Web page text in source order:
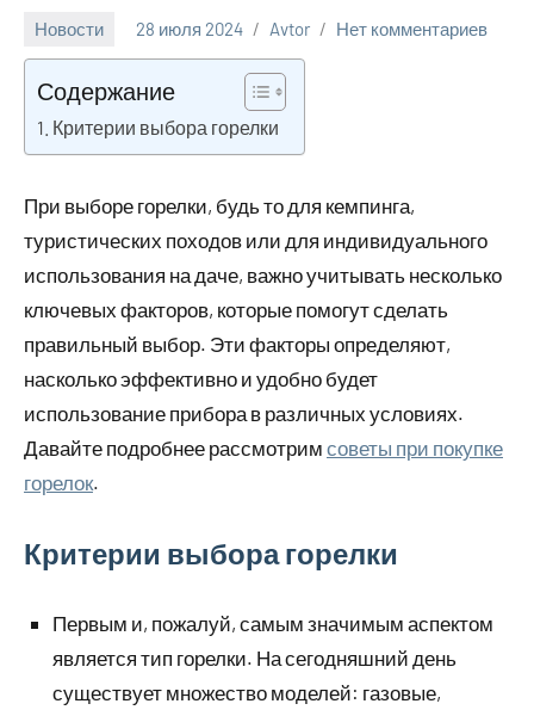
Новости 28 июля 2024 Avtor Нет комментариев
Содержание
Критерии выбора горелки
При выборе горелки, будь то для кемпинга,
туристических походов или для индивидуального
использования на даче, важно учитывать несколько
ключевых факторов, которые помогут сделать
правильный выбор. Эти факторы определяют,
насколько эффективно и удобно будет
использование прибора в различных условиях.
Давайте подробнее рассмотрим советы при покупке
горелок.
Критерии выбора горелки
Первым и, пожалуй, самым значимым аспектом
является тип горелки. На сегодняшний день
существует множество моделей: газовые,